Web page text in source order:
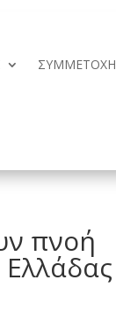
ΣΥΜΜΕΤΟΧΗ
πνοή
Ελλάδας